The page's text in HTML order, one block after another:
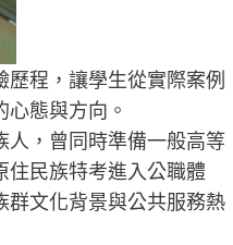
程，讓學生從實際案例
態與方向。
人，曾同時準備一般高等
住民族特考進入公職體
群文化背景與公共服務熱